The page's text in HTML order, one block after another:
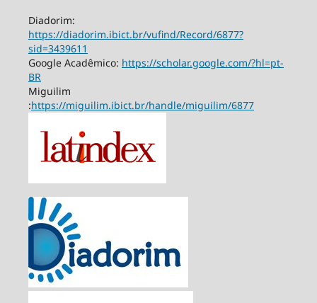
Diadorim:
https://diadorim.ibict.br/vufind/Record/6877?
sid=3439611
Google Acadêmico: https://scholar.google.com/?hl=pt-
BR
Miguilim
:https://miguilim.ibict.br/handle/miguilim/6877